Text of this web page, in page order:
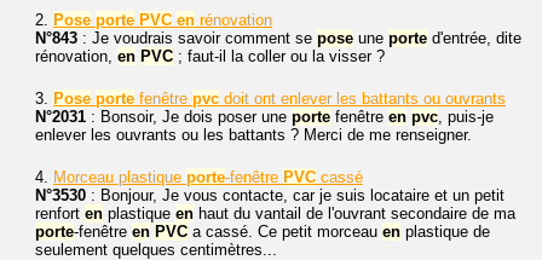
2. Pose porte PVC en rénovation
N°843 : Je voudrais savoir comment se pose une porte d'entrée, dite
rénovation, en PVC ; faut-il la coller ou la visser ?
3. Pose porte fenêtre pvc doit ont enlever les battants ou ouvrants
N°2031 : Bonsoir, Je dois poser une porte fenêtre en pvc, puis-je
enlever les ouvrants ou les battants ? Merci de me renseigner.
4. Morceau plastique porte-fenêtre PVC cassé
N°3530 : Bonjour, Je vous contacte, car je suis locataire et un petit
renfort en plastique en haut du vantail de l'ouvrant secondaire de ma
porte-fenêtre en PVC a cassé. Ce petit morceau en plastique de
seulement quelques centimètres...